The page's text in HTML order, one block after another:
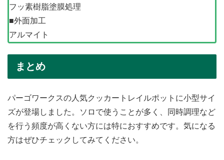
フッ素樹脂塗膜処理
■外面加工
アルマイト
まとめ
パーゴワークスの人気クッカートレイルポットに小型サイ
ズが登場しました。ソロで使うことが多く、同時調理など
を行う頻度が高くない方には特におすすめです。気になる
方はぜひチェックしてみてください。